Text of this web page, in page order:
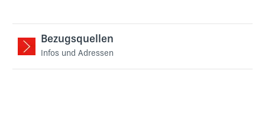
Bezugsquellen
Infos und Adressen